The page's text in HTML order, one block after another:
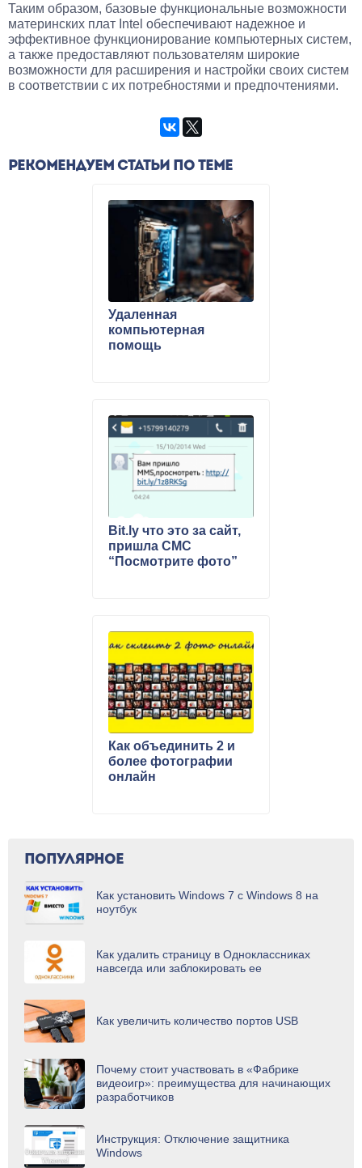
Таким образом, базовые функциональные возможности
материнских плат Intel обеспечивают надежное и
эффективное функционирование компьютерных систем,
а также предоставляют пользователям широкие
возможности для расширения и настройки своих систем
в соответствии с их потребностями и предпочтениями.
РЕКОМЕНДУЕМ СТАТЬИ ПО ТЕМЕ
Удаленная
компьютерная
помощь
Bit.ly что это за сайт,
пришла СМС
“Посмотрите фото”
Как объединить 2 и
более фотографии
онлайн
ПОПУЛЯРНОЕ
Как установить Windows 7 с Windows 8 на
ноутбук
Как удалить страницу в Одноклассниках
навсегда или заблокировать ее
Как увеличить количество портов USB
Почему стоит участвовать в «Фабрике
видеоигр»: преимущества для начинающих
разработчиков
Инструкция: Отключение защитника
Windows